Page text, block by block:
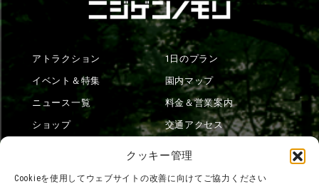
クッキー管理
Cookieを使用してウェブサイトの改善に向けてご協力ください
アトラクション
イベント＆特集
ニュース一覧
ショップ
1日のプラン
園内マップ
料金＆営業案内
交通アクセス